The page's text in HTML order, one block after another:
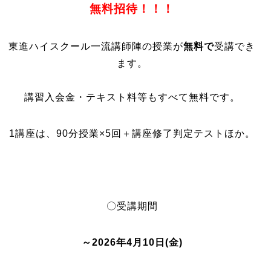
無料招待！！！
東進ハイスクール一流講師陣の授業が無料で受講でき
ます。
講習入会金・テキスト料等もすべて無料です。
1講座は、90分授業×5回＋講座修了判定テストほか。
〇受講期間
～2026年4月10日(金)